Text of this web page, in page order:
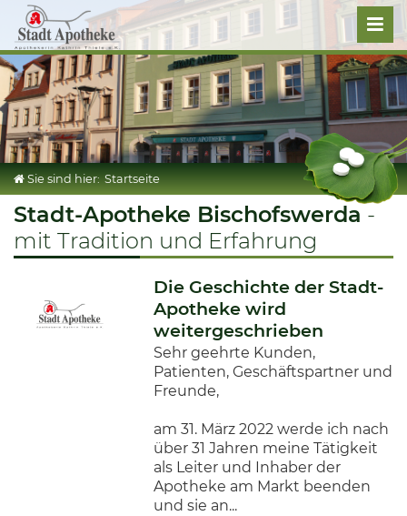
AKTUELLES
ÜBER UNS
Tradition
Impressionen
LEISTUNGEN
Kundenkarte
SHOP
Sie sind hier: Startseite
Stadt-Apotheke Bischofswerda -
mit Tradition und Erfahrung
Die Geschichte der Stadt-
Apotheke wird
weitergeschrieben
Sehr geehrte Kunden,
Patienten, Geschäftspartner und
Freunde,
am 31. März 2022 werde ich nach
über 31 Jahren meine Tätigkeit
als Leiter und Inhaber der
Apotheke am Markt beenden
und sie an...